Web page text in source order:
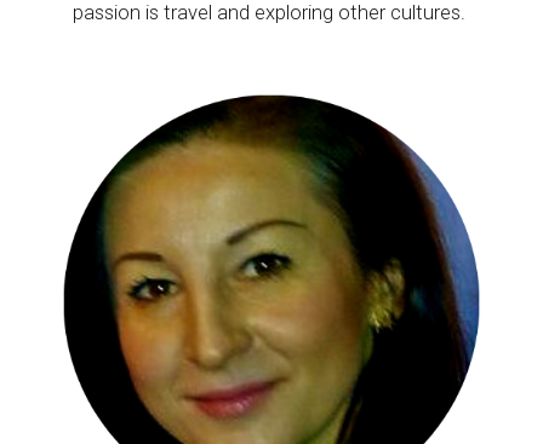
passion is travel and exploring other cultures.